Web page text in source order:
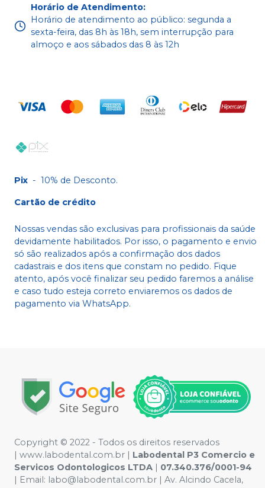
Horário de Atendimento:
Horário de atendimento ao público: segunda a
sexta-feira, das 8h às 18h, sem interrupção para
almoço e aos sábados das 8 às 12h
Pix - 10% de Desconto.
Cartão de crédito
Nossas vendas são exclusivas para profissionais da saúde
devidamente habilitados. Por isso, o pagamento e envio
só são realizados após a confirmação dos dados
cadastrais e dos itens que constam no pedido. Fique
atento, após você finalizar seu pedido faremos a análise
e caso tudo esteja correto enviaremos os dados de
pagamento via WhatsApp.
Copyright © 2022 - Todos os direitos reservados
| www.labodental.com.br | Labodental P3 Comercio e
Servicos Odontologicos LTDA | 07.340.376/0001-94
| Email: labo@labodental.com.br | Av. Alcindo Cacela,